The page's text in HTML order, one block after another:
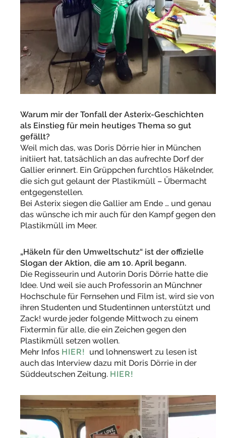
Warum mir der Tonfall der Asterix-Geschichten
als Einstieg für mein heutiges Thema so gut
gefällt?
Weil mich das, was Doris Dörrie hier in München
initiiert hat, tatsächlich an das aufrechte Dorf der
Gallier erinnert. Ein Grüppchen furchtlos Häkelnder,
die sich gut gelaunt der Plastikmüll – Übermacht
entgegenstellen.
Bei Asterix siegen die Gallier am Ende … und genau
das wünsche ich mir auch für den Kampf gegen den
Plastikmüll im Meer.
„Häkeln für den Umweltschutz“ ist der offizielle
Slogan der Aktion, die am 10. April begann.
Die Regisseurin und Autorin Doris Dörrie hatte die
Idee. Und weil sie auch Professorin an Münchner
Hochschule für Fernsehen und Film ist, wird sie von
ihren Studenten und Studentinnen unterstützt und
Zack! wurde jeder folgende Mittwoch zu einem
Fixtermin für alle, die ein Zeichen gegen den
Plastikmüll setzen wollen.
Mehr Infos HIER! und lohnenswert zu lesen ist
auch das Interview dazu mit Doris Dörrie in der
Süddeutschen Zeitung. HIER!